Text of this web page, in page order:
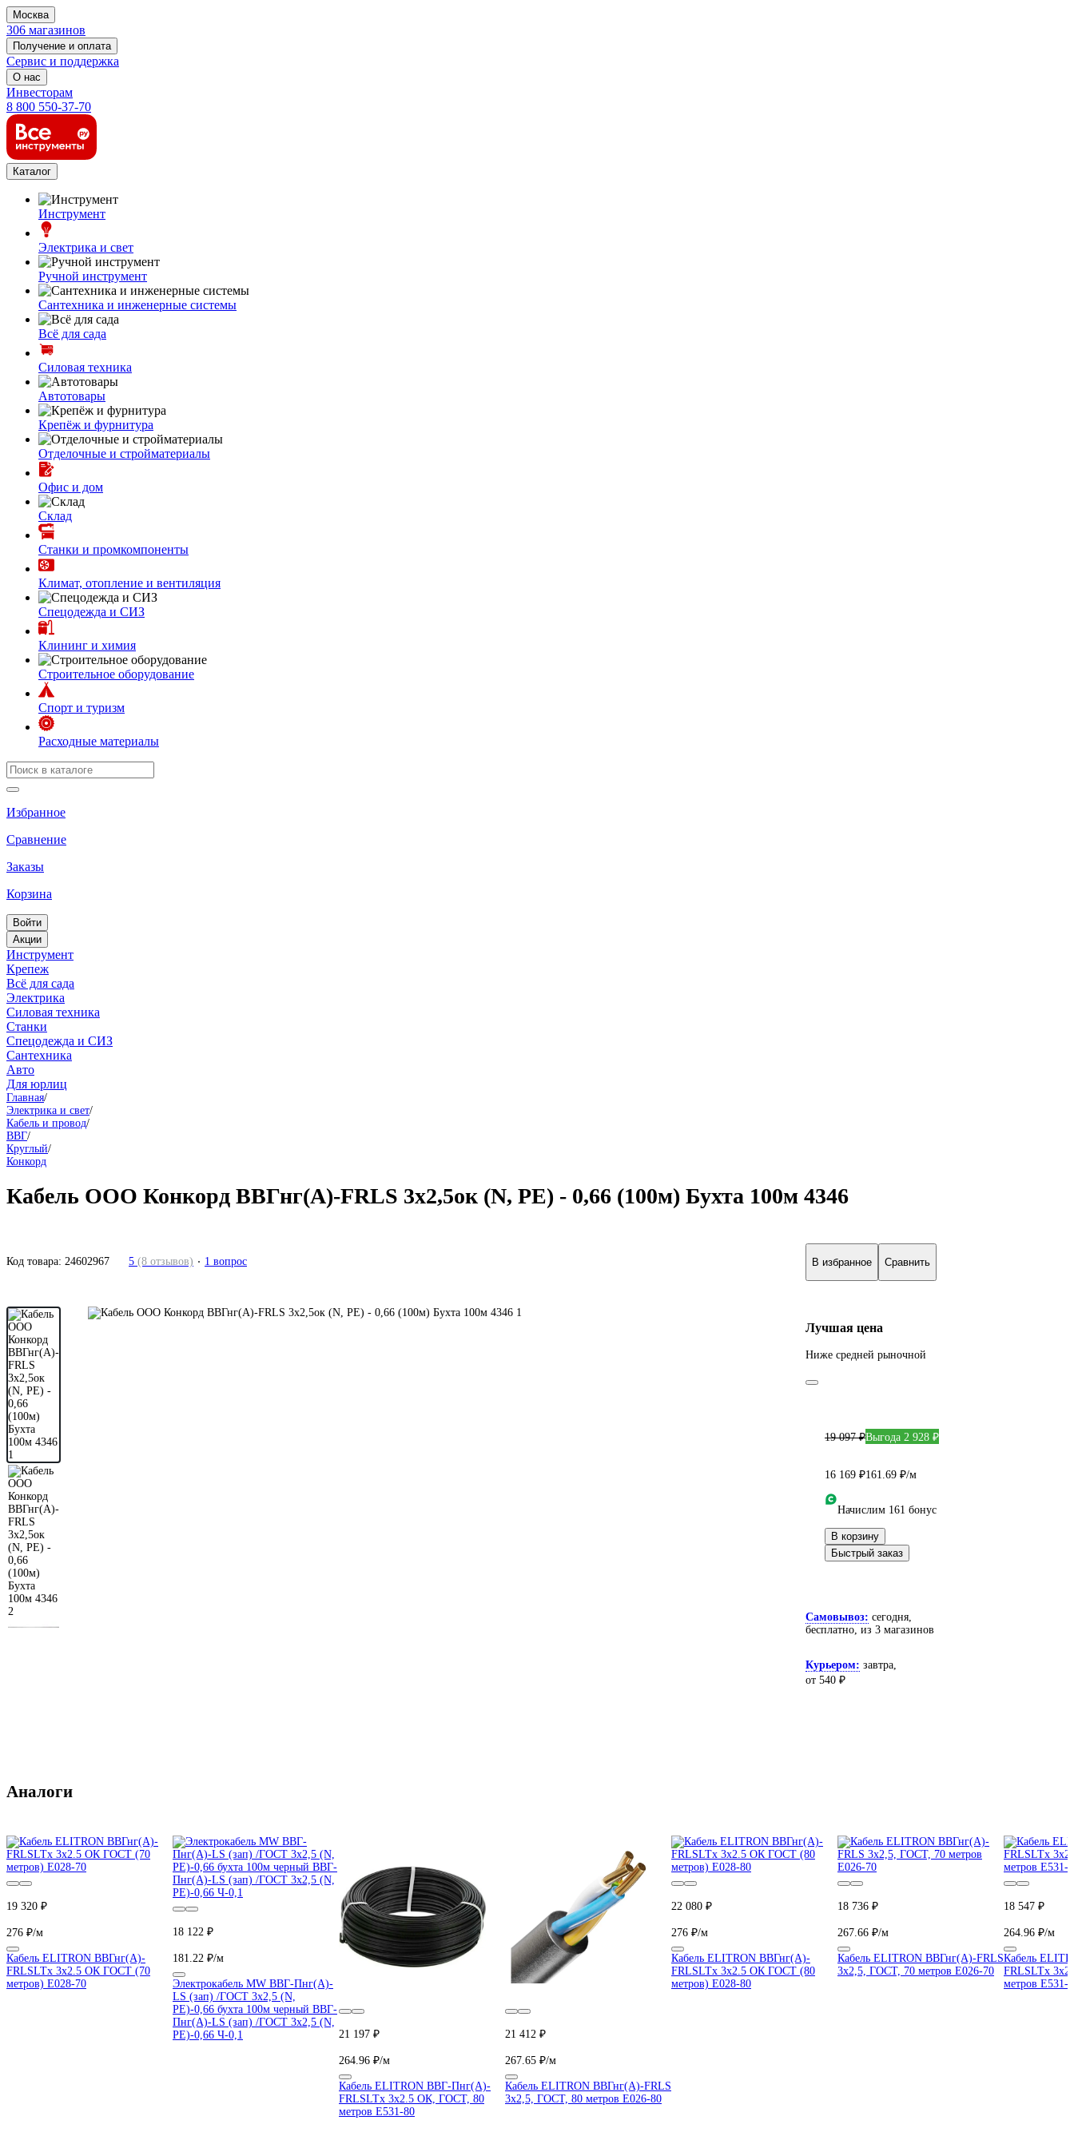
Москва
306 магазинов
Получение и оплата
Сервис и поддержка
О нас
Инвесторам
8 800 550-37-70
Каталог
Инструмент
Электрика и свет
Ручной инструмент
Сантехника и инженерные системы
Всё для сада
Силовая техника
Автотовары
Крепёж и фурнитура
Отделочные и стройматериалы
Офис и дом
Склад
Станки и промкомпоненты
Климат, отопление и вентиляция
Спецодежда и СИЗ
Клининг и химия
Строительное оборудование
Спорт и туризм
Расходные материалы
Избранное
Сравнение
Заказы
Корзина
Войти
Акции
Инструмент
Крепеж
Всё для сада
Электрика
Силовая техника
Станки
Спецодежда и СИЗ
Сантехника
Авто
Для юрлиц
Главная/
Электрика и свет/
Кабель и провод/
ВВГ/
Круглый/
Конкорд
Кабель ООО Конкорд ВВГнг(А)-FRLS 3x2,5ок (N, PE) - 0,66 (100м) Бухта 100м 4346
Код товара: 24602967 5 (8 отзывов) 1 вопрос В избранное Сравнить
Лучшая цена
Ниже средней рыночной
19 097 ₽Выгода 2 928 ₽
16 169 ₽161.69 ₽/м
Начислим 161 бонус
В корзину
Быстрый заказ
Самовывоз: сегодня,
бесплатно , из 3 магазинов
Курьером: завтра,
от 540 ₽
Аналоги
19 320 ₽
276 ₽/м
Кабель ELITRON ВВГнг(А)-
FRLSLTx 3х2.5 ОК ГОСТ (70
метров) E028-70
18 122 ₽
181.22 ₽/м
Электрокабель MW ВВГ-Пнг(А)-
LS (зап) /ГОСТ 3х2,5 (N,
PE)-0,66 бухта 100м черный ВВГ-
Пнг(А)-LS (зап) /ГОСТ 3х2,5 (N,
PE)-0,66 Ч-0,1
21 197 ₽
264.96 ₽/м
Кабель ELITRON ВВГ-Пнг(А)-
FRLSLTx 3х2.5 ОК, ГОСТ, 80
метров E531-80
21 412 ₽
267.65 ₽/м
Кабель ELITRON ВВГнг(А)-FRLS
3х2,5, ГОСТ, 80 метров E026-80
22 080 ₽
276 ₽/м
Кабель ELITRON ВВГнг(А)-
FRLSLTx 3х2.5 ОК ГОСТ (80
метров) E028-80
18 736 ₽
267.66 ₽/м
Кабель ELITRON ВВГнг(А)-FRLS
3х2,5, ГОСТ, 70 метров E026-70
18 547 ₽
264.96 ₽/м
Кабель
FRLSLTx
метров E531-